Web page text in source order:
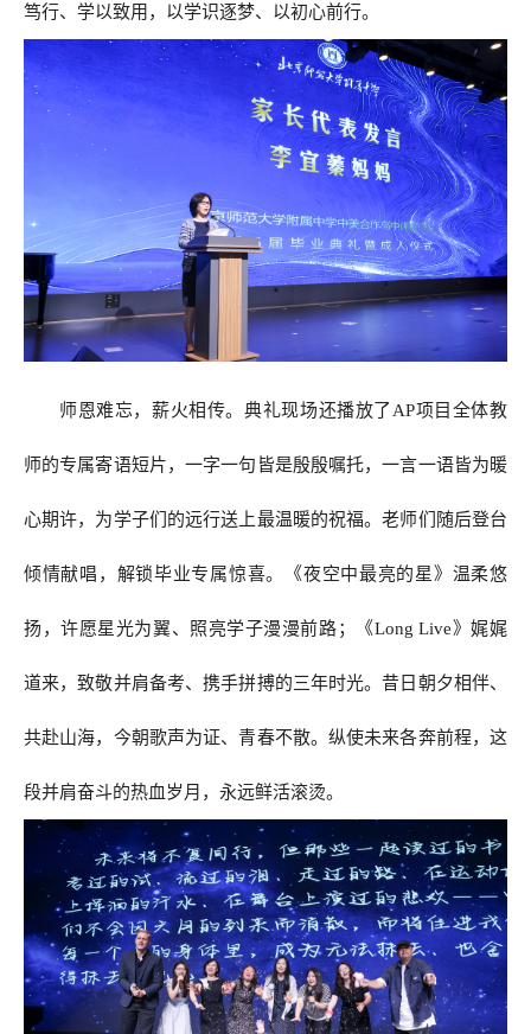
笃行、学以致用，以学识逐梦、以初心前行。
师恩难忘，薪火相传。典礼现场还播放了AP项目全体教
师的专属寄语短片，一字一句皆是殷殷嘱托，一言一语皆为暖
心期许，为学子们的远行送上最温暖的祝福。老师们随后登台
倾情献唱，解锁毕业专属惊喜。《夜空中最亮的星》温柔悠
扬，许愿星光为翼、照亮学子漫漫前路；《Long Live》娓娓
道来，致敬并肩备考、携手拼搏的三年时光。昔日朝夕相伴、
共赴山海，今朝歌声为证、青春不散。纵使未来各奔前程，这
段并肩奋斗的热血岁月，永远鲜活滚烫。